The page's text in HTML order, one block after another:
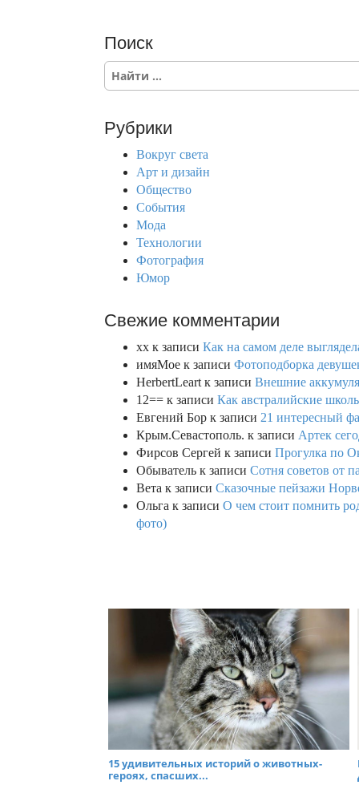
Поиск
S
e
c
Рубрики
Вокруг света
Арт и дизайн
Общество
События
Мода
Технологии
Фотография
Юмор
Свежие комментарии
xx к записи Как на самом деле
имяМое к записи Фотоподборка
HerbertLeart к записи Внешние
12== к записи Как австралийские
Евгений Бор к записи 21 интересный
Крым.Севастополь. к записи Артек
Фирсов Сергей к записи Прогулка по
Обыватель к записи Сотня советов от
Вета к записи Сказочные пейзажи
Ольга к записи О чем стоит помнить
фото)
15 удивительных историй о животных-
героях, спасших...